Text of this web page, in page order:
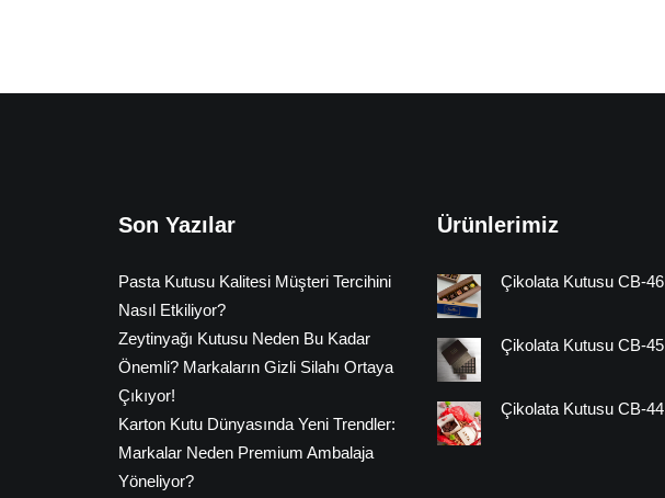
Son Yazılar
Pasta Kutusu Kalitesi Müşteri Tercihini
Nasıl Etkiliyor?
Zeytinyağı Kutusu Neden Bu Kadar
Önemli? Markaların Gizli Silahı Ortaya
Çıkıyor!
Karton Kutu Dünyasında Yeni Trendler:
Markalar Neden Premium Ambalaja
Yöneliyor?
Ürünlerimiz
Çikolata Kutusu CB-46
Çikolata Kutusu CB-45
Çikolata Kutusu CB-44